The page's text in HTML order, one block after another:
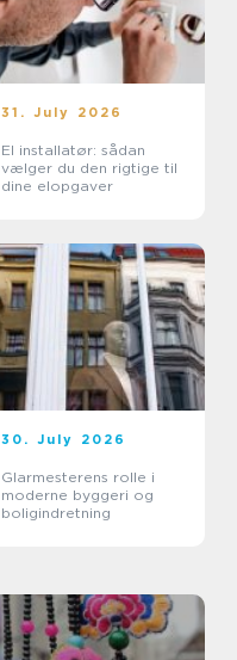
31. July 2026
El installatør: sådan
vælger du den rigtige til
dine elopgaver
30. July 2026
Glarmesterens rolle i
moderne byggeri og
boligindretning